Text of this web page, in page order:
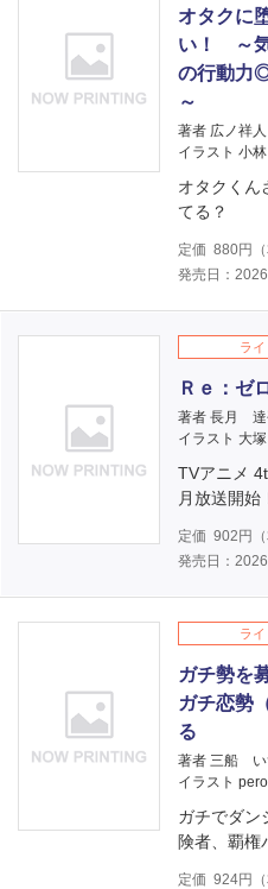
オタクに
い！ ～
の行動力
～
著者 広ノ祥人
イラスト 小
オタクく
てる？
定価 880円
発売日：
ラ
Ｒｅ：ゼ
著者 長月 達
イラスト 大
TVアニメ
月放送開始
定価 902 円
発売日：
ラ
ガチ勢を
ガチ恋勢
る
著者 三船 い
イラスト
ガチでダン
険者、覇権
定価 924円